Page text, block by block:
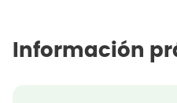
Información